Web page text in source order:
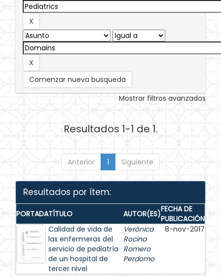
Comenzar nueva busqueda
Mostrar filtros avanzados
Resultados 1-1 de 1.
Anterior 1 Siguiente
Resultados por ítem:
PORTADATÍTULO AUTOR(ES)FECHA DE
PUBLICACIÓN
Calidad de vida de
las enfermeras del
servicio de pediatría
de un hospital de
tercer nivel
Verónica
Rocina
Romero
Perdomo
8-nov-2017